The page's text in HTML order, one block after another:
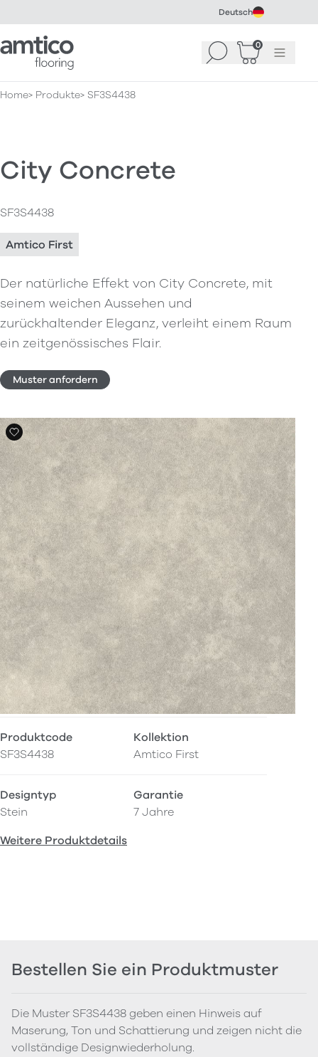
Deutsch
Amtico Flooring Suchen 0
WarenkorbMenü
Home Produkte SF3S4438
City Concrete
SF3S4438
Amtico First
Der natürliche Effekt von City Concrete, mit
seinem weichen Aussehen und
zurückhaltender Eleganz, verleiht einem Raum
ein zeitgenössisches Flair.
Muster anfordern
Produktcode
SF3S4438
Kollektion
Amtico First
Designtyp
Stein
Garantie
7 Jahre
Weitere Produktdetails
Bestellen Sie ein Produktmuster
Die Muster SF3S4438 geben einen Hinweis auf
Maserung, Ton und Schattierung und zeigen nicht die
vollständige Designwiederholung.